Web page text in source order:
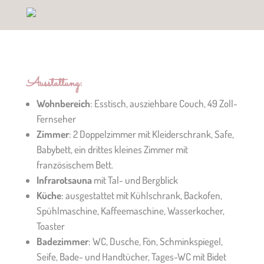
Ausstattung:
Wohnbereich: Esstisch, ausziehbare Couch, 49 Zoll-
Fernseher
Zimmer: 2 Doppelzimmer mit Kleiderschrank, Safe,
Babybett, ein drittes kleines Zimmer mit
französischem Bett.
Infrarotsaunamit Tal- und Bergblick
Küche: ausgestattet mit Kühlschrank, Backofen,
Spühlmaschine, Kaffeemaschine, Wasserkocher,
Toaster
Badezimmer: WC, Dusche, Fön, Schminkspiegel,
Seife, Bade- und Handtücher, Tages-WC mit Bidet